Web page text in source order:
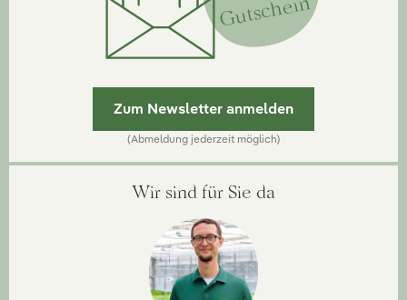
Gutschein
Zum Newsletter anmelden
(Abmeldung jederzeit möglich)
Wir sind für Sie da